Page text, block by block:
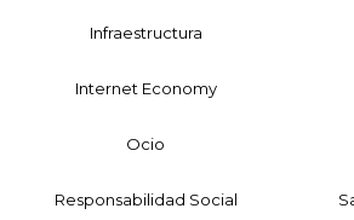
Infraestructura
Internet Economy
Ocio
Responsabilidad Social